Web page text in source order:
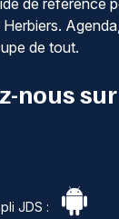
de référence
de tout.
nous sur
JDS :